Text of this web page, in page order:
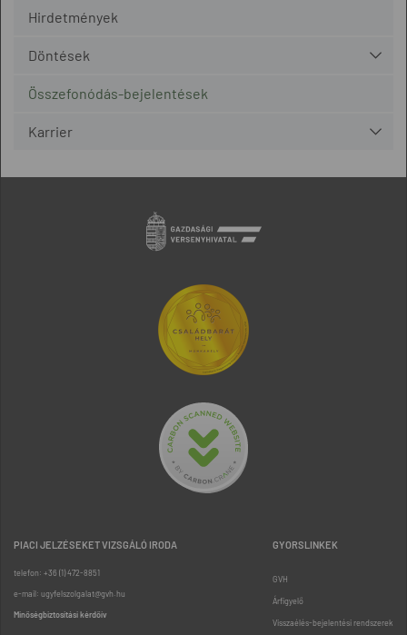
Hirdetmények
Döntések
Összefonódás-bejelentések
Karrier
PIACI JELZÉSEKET VIZSGÁLÓ IRODA
telefon: +36 (1) 472-8851
e-mail: ugyfelszolgalat@gvh.hu
Minőségbiztosítási kérdőív
GYORSLINKEK
GVH
Árfigyelő
Visszaélés-bejelentési rendszerek